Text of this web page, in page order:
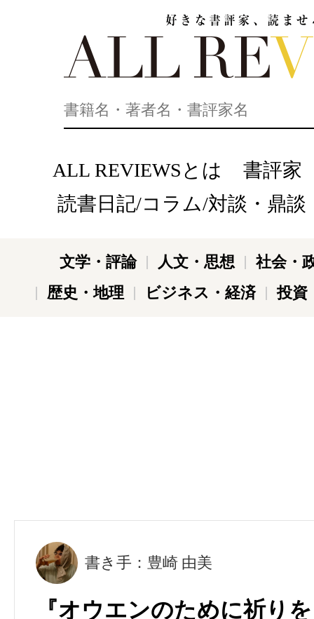
ALL REVIEWSとは
書評家
読書日記/コラム/対談・鼎談
文学・評論 人文・思想
社会・
歴史・地理
ビジネス・経済 投資
書き手：豊崎 由美
『オウエンのために祈り